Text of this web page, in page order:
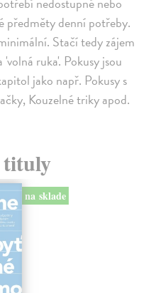
předměty denní potřeby.
Stačí tedy zájem
ruka'. Pokusy jsou
jako např. Pokusy s
Kouzelné triky apod.
tituly
na sklade